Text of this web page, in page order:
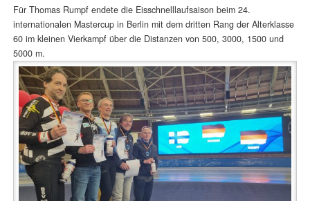
Für Thomas Rumpf endete die Eisschnelllaufsaison beim 24.
internationalen Mastercup in Berlin mit dem dritten Rang der Alterklasse
60 im kleinen Vierkampf über die Distanzen von 500, 3000, 1500 und
5000 m.